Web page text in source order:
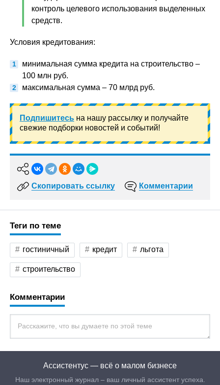
контроль целевого использования выделенных
средств.
Условия кредитования:
минимальная сумма кредита на строительство –
100 млн руб.
максимальная сумма – 70 млрд руб.
Подпишитесь на нашу рассылку и получайте
свежие подборки новостей и событий!
Скопировать ссылку Комментарии
Теги по теме
гостиничный кредит льгота
строительство
Комментарии
Ассистентус — всё о малом бизнесе
Наш электронный журнал – ваш личный ассистент успеха.